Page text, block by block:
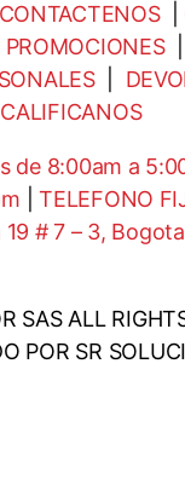
CONTACTENOS|
PROMOCIONES
|
CALIFICANOS
de 8:00am a
|TELEFONO
19 # 7 – 3,
SAS ALL RIGHTS
POR SR